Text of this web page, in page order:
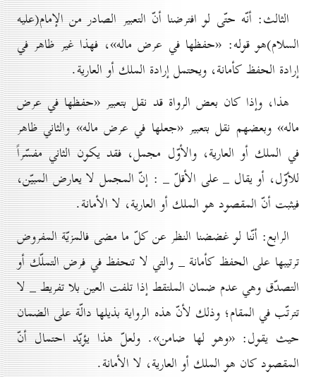
الثالث: أنّه حتّى لو افترضنا أنّ التعبير الصادر من الإمام(علیه
السلام)هو قوله: «حفظها في عرض ماله»، فهذا غير ظاهر في
إرادة الحفظ كأمانة، ويحتمل إرادة الملك أو العارية.
هذا، وإذا كان بعض الرواة قد نقل بتعبير «حفظها في عرض
ماله» وبعضهم نقل بتعبير «جعلها في عرض ماله» والثاني ظاهر
في الملك أو العارية، والأوّل مجمل، فقد يكون الثاني مفسّراً
للأوّل، أو يقال _ على الأقلّ _ : إنّ المجمل لا يعارض المبيّن،
فيثبت أنّ المقصود هو الملك أو العارية، لا الأمانة.
الرابع: أنّنا لو غضضنا النظر عن كلّ ما مضى فالمزيّة المفروض
ترتيبها على الحفظ كأمانة _ والتي لا تنحفظ في فرض التملّك أو
التصدّق وهي عدم ضمان الملتقط إذا تلفت العين بلا تفريط _ لا
تترتّب في المقام؛ وذلك لأنّ هذه الرواية بذيلها دالّة على الضمان
حيث يقول: «وهو لها ضامن». ولعلّ هذا يؤيّد احتمال أنّ
المقصود كان هو الملك أو العارية، لا الأمانة.